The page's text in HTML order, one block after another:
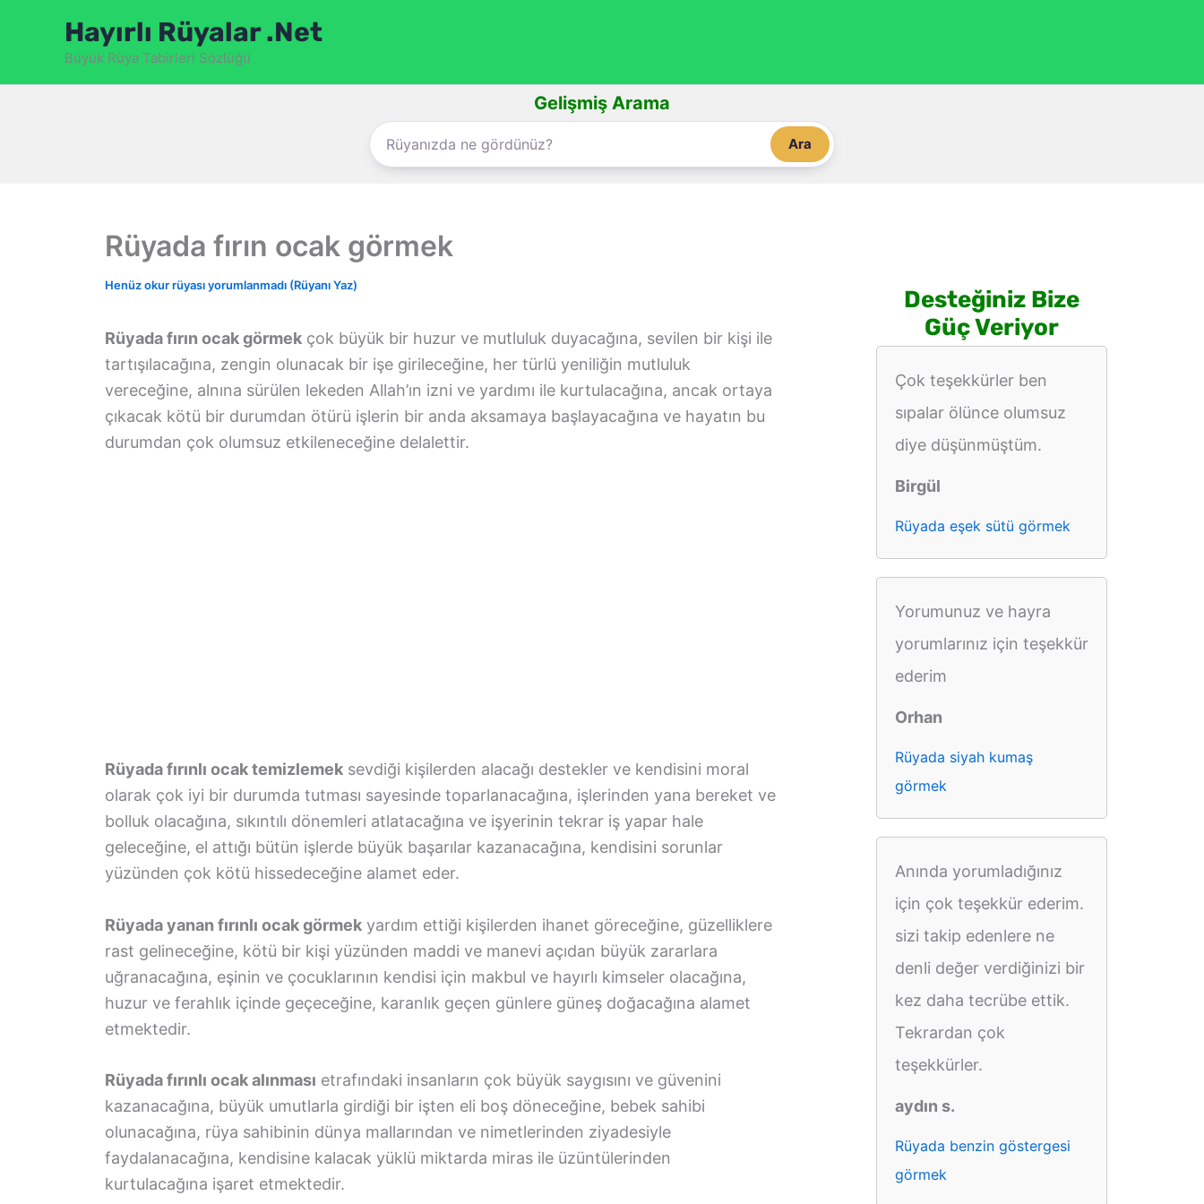
Hayırlı Rüyalar .Net
Büyük Rüya Tabirleri Sözlüğü
Gelişmiş Arama
Ara
Rüyada fırın ocak görmek
Henüz okur rüyası yorumlanmadı (Rüyanı Yaz)
Rüyada fırın ocak görmek çok büyük bir huzur ve mutluluk duyacağına, sevilen bir kişi ile
tartışılacağına, zengin olunacak bir işe girileceğine, her türlü yeniliğin mutluluk
vereceğine, alnına sürülen lekeden Allah’ın izni ve yardımı ile kurtulacağına, ancak ortaya
çıkacak kötü bir durumdan ötürü işlerin bir anda aksamaya başlayacağına ve hayatın bu
durumdan çok olumsuz etkileneceğine delalettir.
Rüyada fırınlı ocak temizlemek sevdiği kişilerden alacağı destekler ve kendisini moral
olarak çok iyi bir durumda tutması sayesinde toparlanacağına, işlerinden yana bereket ve
bolluk olacağına, sıkıntılı dönemleri atlatacağına ve işyerinin tekrar iş yapar hale
geleceğine, el attığı bütün işlerde büyük başarılar kazanacağına, kendisini sorunlar
yüzünden çok kötü hissedeceğine alamet eder.
Rüyada yanan fırınlı ocak görmek yardım ettiği kişilerden ihanet göreceğine, güzelliklere
rast gelineceğine, kötü bir kişi yüzünden maddi ve manevi açıdan büyük zararlara
uğranacağına, eşinin ve çocuklarının kendisi için makbul ve hayırlı kimseler olacağına,
huzur ve ferahlık içinde geçeceğine, karanlık geçen günlere güneş doğacağına alamet
etmektedir.
Rüyada fırınlı ocak alınması etrafındaki insanların çok büyük saygısını ve güvenini
kazanacağına, büyük umutlarla girdiği bir işten eli boş döneceğine, bebek sahibi
olunacağına, rüya sahibinin dünya mallarından ve nimetlerinden ziyadesiyle
faydalanacağına, kendisine kalacak yüklü miktarda miras ile üzüntülerinden
kurtulacağına işaret etmektedir.
Desteğiniz Bize
Güç Veriyor
Çok teşekkürler ben
sıpalar ölünce olumsuz
diye düşünmüştüm.
Birgül
Rüyada eşek sütü görmek
Yorumunuz ve hayra
yorumlarınız için teşekkür
ederim
Orhan
Rüyada siyah kumaş
görmek
Anında yorumladığınız
için çok teşekkür ederim.
sizi takip edenlere ne
denli değer verdiğinizi bir
kez daha tecrübe ettik.
Tekrardan çok
teşekkürler.
aydın s.
Rüyada benzin göstergesi
görmek